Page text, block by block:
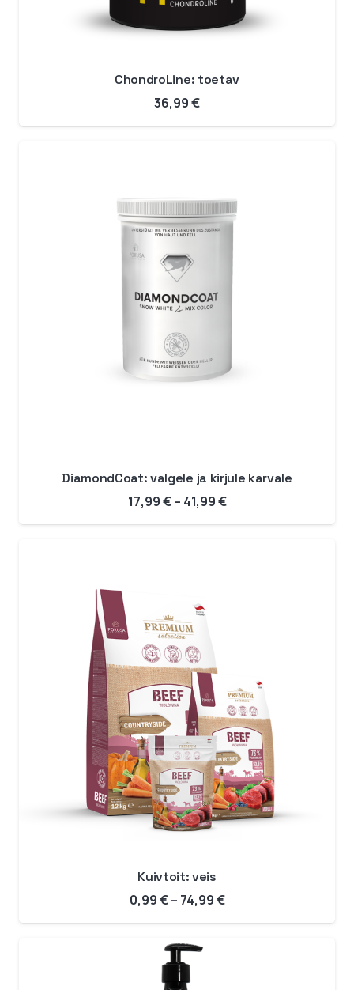
ChondroLine: toetav
36,99€
DiamondCoat: valgele ja kirjule karvale
17,99€ – 41,99€Hinnavahemik:
17,99 €
Kuivtoit: veis
0,99€ – 74,99€Hinnavahemik:
0,99 €